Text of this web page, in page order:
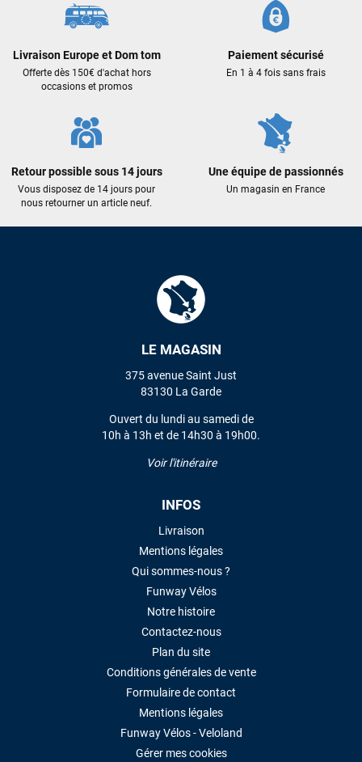
Livraison Europe et Dom tom
Offerte dès 150€ d'achat hors
occasions et promos
Paiement sécurisé
En 1 à 4 fois sans frais
Retour possible sous 14 jours
Vous disposez de 14 jours pour
nous retourner un article neuf.
Une équipe de passionnés
Un magasin en France
LE MAGASIN
375 avenue Saint Just
83130 La Garde
Ouvert du lundi au samedi de
10h à 13h et de 14h30 à 19h00.
Voir l'itinéraire
INFOS
Livraison
Mentions légales
Qui sommes-nous ?
Funway Vélos
Notre histoire
Contactez-nous
Plan du site
Conditions générales de vente
Formulaire de contact
Mentions légales
Funway Vélos - Veloland
Gérer mes cookies
Frédéric sternheim
il y a 2 semaines
Des conseils (par téléphone), du matos d'occasion de bonne
qualité : c'est toujours un plaisir!
Sébastien BACHELIER
il y a 2 semaines
Cela faisait 6 mois que je galérais à remplacer ma board eux
m'ont trouvé une pépite à laquelle je n'aurais jamais pensé !
Excellent conseil excellent prix et en plus super sympas. Merci
encore pour cette severne dyno !
L'envoi a été rapide. La voile est arrivée en super état.
VOIR TOUS LES AVIS
LAISSER UN AVIS